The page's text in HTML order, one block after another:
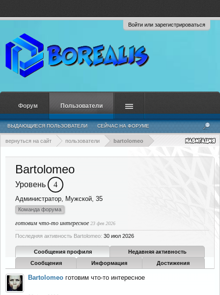
Войти или зарегистрироваться
вернуться на сайт пользователи bartolomeo
Bartolomeo
Уровень 4
Администратор, Мужской, 35
Команда форума
готовим что-то интересное 23 фев 2026
Последняя активность Bartolomeo: 30 июл 2026
Сообщения профиля
Недавняя активность
Сообщения
Информация Достижения
Bartolomeo готовим что-то интересное
Форум Пользователи
ВЫДАЮЩИЕСЯ ПОЛЬЗОВАТЕЛИ СЕЙЧАС НА ФОРУМЕ
НЕДАВНЯЯ АКТИВНОСТЬ НОВЫЕ СООБЩЕНИЯ ПРОФИЛЯ